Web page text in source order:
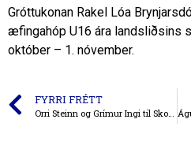
Gróttukonan Rakel Lóa
æfingahóp U16 ára landsliðsins
október – 1. nóvember.
FYRRI FRÉTT
Orri Steinn og Grímur Ingi til Skotlands með U17 ára landsliðinu